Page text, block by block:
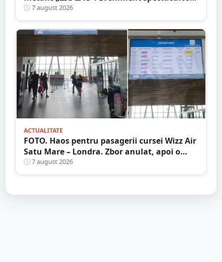
în Grădina Romei
7 august 2026
ACTUALITATE
FOTO. Haos pentru pasagerii cursei Wizz Air
Satu Mare – Londra. Zbor anulat, apoi o
nouă întârziere. Fără explicații clare
7 august 2026